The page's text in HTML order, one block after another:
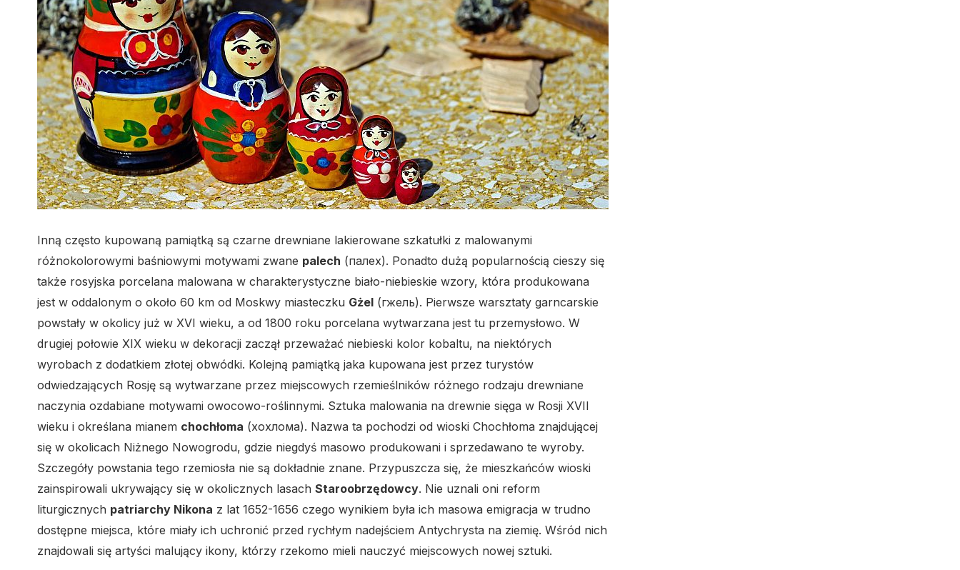
Inną często kupowaną pamiątką są czarne drewniane lakierowane szkatułki z malowanymi
różnokolorowymi baśniowymi motywami zwane palech (палех). Ponadto dużą popularnością cieszy się
także rosyjska porcelana malowana w charakterystyczne biało-niebieskie wzory, która produkowana
jest w oddalonym o około 60 km od Moskwy miasteczku Gżel (гжель). Pierwsze warsztaty garncarskie
powstały w okolicy już w XVI wieku, a od 1800 roku porcelana wytwarzana jest tu przemysłowo. W
drugiej połowie XIX wieku w dekoracji zaczął przeważać niebieski kolor kobaltu, na niektórych
wyrobach z dodatkiem złotej obwódki. Kolejną pamiątką jaka kupowana jest przez turystów
odwiedzających Rosję są wytwarzane przez miejscowych rzemieślników różnego rodzaju drewniane
naczynia ozdabiane motywami owocowo-roślinnymi. Sztuka malowania na drewnie sięga w Rosji XVII
wieku i określana mianem chochłoma (хохлома). Nazwa ta pochodzi od wioski Chochłoma znajdującej
się w okolicach Niżnego Nowogrodu, gdzie niegdyś masowo produkowani i sprzedawano te wyroby.
Szczegóły powstania tego rzemiosła nie są dokładnie znane. Przypuszcza się, że mieszkańców wioski
zainspirowali ukrywający się w okolicznych lasach Staroobrzędowcy. Nie uznali oni reform
liturgicznych patriarchy Nikona z lat 1652-1656 czego wynikiem była ich masowa emigracja w trudno
dostępne miejsca, które miały ich uchronić przed rychłym nadejściem Antychrysta na ziemię. Wśród nich
znajdowali się artyści malujący ikony, którzy rzekomo mieli nauczyć miejscowych nowej sztuki.